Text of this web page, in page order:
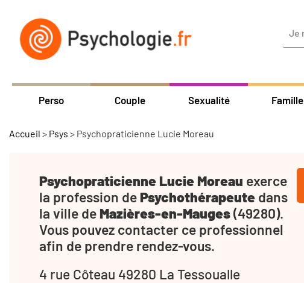
Perso Couple Sexualité Famille
Accueil > Psys > Psychopraticienne Lucie Moreau
Psychopraticienne Lucie Moreau exerce
la profession dePsychothérapeute dans
la ville de Mazières-en-Mauges(49280).
Vous pouvez contacter ce professionnel
afin de prendre rendez-vous.
4 rue Côteau 49280 La Tessoualle